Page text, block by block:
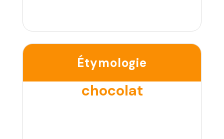
Étymologie
chocolat